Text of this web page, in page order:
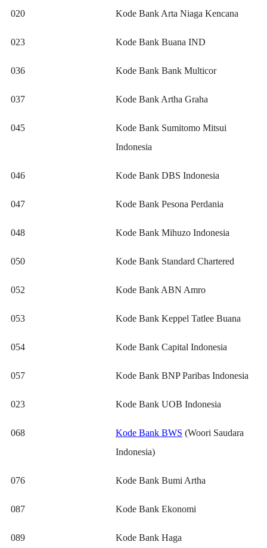
020 Kode Bank Arta Niaga Kencana
023 Kode Bank Buana IND
036 Kode Bank Bank Multicor
037 Kode Bank Artha Graha
045
Kode Bank Sumitomo Mitsui
Indonesia
046 Kode Bank DBS Indonesia
047 Kode Bank Pesona Perdania
048 Kode Bank Mihuzo Indonesia
050 Kode Bank Standard Chartered
052 Kode Bank ABN Amro
053 Kode Bank Keppel Tatlee Buana
054 Kode Bank Capital Indonesia
057 Kode Bank BNP Paribas Indonesia
023 Kode Bank UOB Indonesia
068 Kode Bank BWS (Woori Saudara
Indonesia)
076 Kode Bank Bumi Artha
087 Kode Bank Ekonomi
089 Kode Bank Haga